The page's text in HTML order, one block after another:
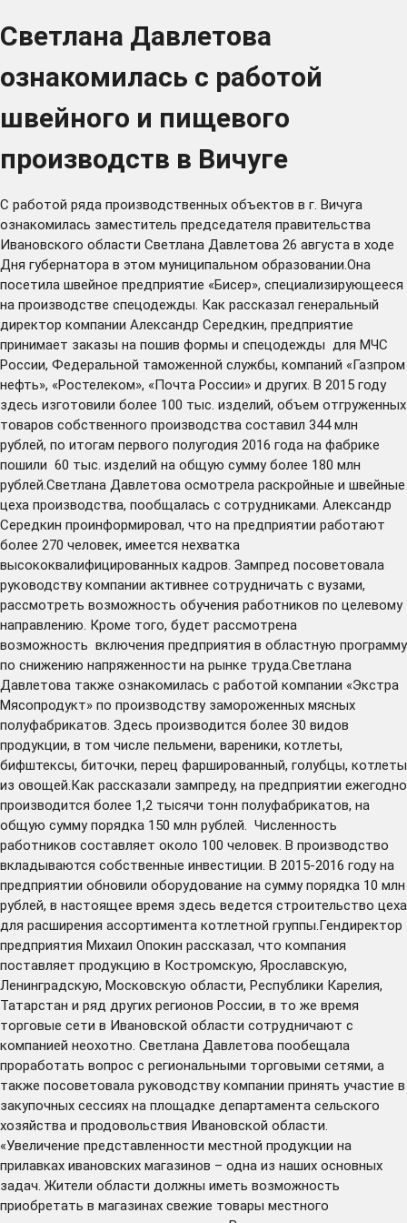
Светлана Давлетова
ознакомилась с работой
швейного и пищевого
производств в Вичуге
С работой ряда производственных объектов в г. Вичуга
ознакомилась заместитель председателя правительства
Ивановского области Светлана Давлетова 26 августа в ходе
Дня губернатора в этом муниципальном образовании.Она
посетила швейное предприятие «Бисер», специализирующееся
на производстве спецодежды. Как рассказал генеральный
директор компании Александр Середкин, предприятие
принимает заказы на пошив формы и спецодежды для МЧС
России, Федеральной таможенной службы, компаний «Газпром
нефть», «Ростелеком», «Почта России» и других. В 2015 году
здесь изготовили более 100 тыс. изделий, объем отгруженных
товаров собственного производства составил 344 млн
рублей, по итогам первого полугодия 2016 года на фабрике
пошили 60 тыс. изделий на общую сумму более 180 млн
рублей.Светлана Давлетова осмотрела раскройные и швейные
цеха производства, пообщалась с сотрудниками. Александр
Середкин проинформировал, что на предприятии работают
более 270 человек, имеется нехватка
высококвалифицированных кадров. Зампред посоветовала
руководству компании активнее сотрудничать с вузами,
рассмотреть возможность обучения работников по целевому
направлению. Кроме того, будет рассмотрена
возможность включения предприятия в областную программу
по снижению напряженности на рынке труда.Светлана
Давлетова также ознакомилась с работой компании «Экстра
Мясопродукт» по производству замороженных мясных
полуфабрикатов. Здесь производится более 30 видов
продукции, в том числе пельмени, вареники, котлеты,
бифштексы, биточки, перец фаршированный, голубцы, котлеты
из овощей.Как рассказали зампреду, на предприятии ежегодно
производится более 1,2 тысячи тонн полуфабрикатов, на
общую сумму порядка 150 млн рублей. Численность
работников составляет около 100 человек. В производство
вкладываются собственные инвестиции. В 2015-2016 году на
предприятии обновили оборудование на сумму порядка 10 млн
рублей, в настоящее время здесь ведется строительство цеха
для расширения ассортимента котлетной группы.Гендиректор
предприятия Михаил Опокин рассказал, что компания
поставляет продукцию в Костромскую, Ярославскую,
Ленинградскую, Московскую области, Республики Карелия,
Татарстан и ряд других регионов России, в то же время
торговые сети в Ивановской области сотрудничают с
компанией неохотно. Светлана Давлетова пообещала
проработать вопрос с региональными торговыми сетями, а
также посоветовала руководству компании принять участие в
закупочных сессиях на площадке департамента сельского
хозяйства и продовольствия Ивановской области.
«Увеличение представленности местной продукции на
прилавках ивановских магазинов – одна из наших основных
задач. Жители области должны иметь возможность
приобретать в магазинах свежие товары местного